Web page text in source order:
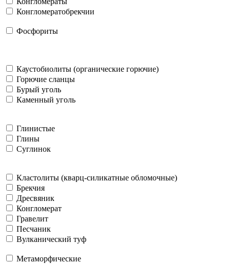
Конгломератобрекчии
Фосфориты
Каустобиолиты (органические горючие)
Горючие сланцы
Бурый уголь
Каменный уголь
Глинистые
Глины
Суглинок
Кластолиты (кварц-силикатные обломочные)
Брекчия
Дресвяник
Конгломерат
Гравелит
Песчаник
Вулканический туф
Метаморфические